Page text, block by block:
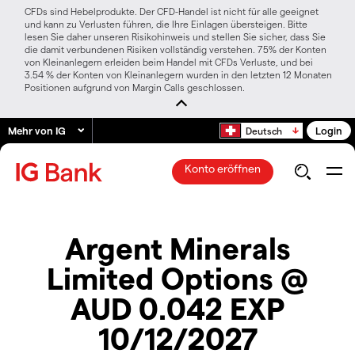
CFDs sind Hebelprodukte. Der CFD-Handel ist nicht für alle geeignet
und kann zu Verlusten führen, die Ihre Einlagen übersteigen. Bitte
lesen Sie daher unseren Risikohinweis und stellen Sie sicher, dass Sie
die damit verbundenen Risiken vollständig verstehen. 75% der Konten
von Kleinanlegern erleiden beim Handel mit CFDs Verluste, und bei
3.54 % der Konten von Kleinanlegern wurden in den letzten 12 Monaten
Positionen aufgrund von Margin Calls geschlossen.
Mehr von IG Deutsch Login
Konto eröffnen
Argent Minerals
Limited Options @
AUD 0.042 EXP
10/12/2027